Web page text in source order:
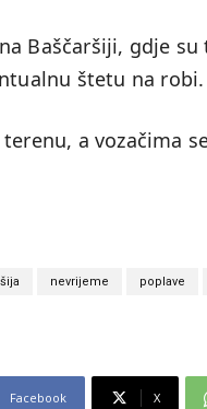
Baščaršiji, gdje
štetu na robi.
a vozačima
nevrijeme poplave
Facebook X